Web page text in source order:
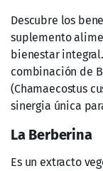
Descubre los
suplemento
bienestar
combinación de
(Chamaecostus
sinergia única
La Berberina
Es un extracto